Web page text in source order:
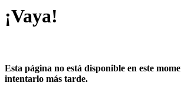
¡Vaya!
Esta página no está disponible en este
intentarlo más tarde.